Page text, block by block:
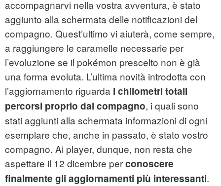
accompagnarvi nella vostra avventura, è stato
aggiunto alla schermata delle notificazioni del
compagno. Quest’ultimo vi aiuterà, come sempre,
a raggiungere le caramelle necessarie per
l’evoluzione se il pokémon prescelto non è già
una forma evoluta. L’ultima novità introdotta con
l’aggiornamento riguarda i chilometri totali
percorsi proprio dal compagno, i quali sono
stati aggiunti alla schermata informazioni di ogni
esemplare che, anche in passato, è stato vostro
compagno. Ai player, dunque, non resta che
aspettare il 12 dicembre perconoscere
finalmente gli aggiornamenti più interessanti.